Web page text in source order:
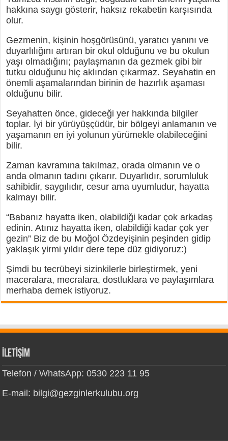
hakkına saygı gösterir, haksız rekabetin karşısında
olur.
Gezmenin, kişinin hoşgörüsünü, yaratıcı yanını ve
duyarlılığını artıran bir okul olduğunu ve bu okulun
yaşı olmadığını; paylaşmanın da gezmek gibi bir
tutku olduğunu hiç aklından çıkarmaz. Seyahatin en
önemli aşamalarından birinin de hazırlık aşaması
olduğunu bilir.
Seyahatten önce, gideceği yer hakkında bilgiler
toplar. İyi bir yürüyüşçüdür, bir bölgeyi anlamanın ve
yaşamanın en iyi yolunun yürümekle olabileceğini
bilir.
Zaman kavramına takılmaz, orada olmanın ve o
anda olmanın tadını çıkarır. Duyarlıdır, sorumluluk
sahibidir, saygılıdır, cesur ama uyumludur, hayatta
kalmayı bilir.
“Babanız hayatta iken, olabildiği kadar çok arkadaş
edinin. Atınız hayatta iken, olabildiği kadar çok yer
gezin” Biz de bu Moğol Özdeyişinin peşinden gidip
yaklaşık yirmi yıldır dere tepe düz gidiyoruz:)
Şimdi bu tecrübeyi sizinkilerle birleştirmek, yeni
maceralara, mecralara, dostluklara ve paylaşımlara
merhaba demek istiyoruz.
İLETİŞİM
Telefon / WhatsApp: 0530 223 11 95
E-mail: bilgi@gezginlerkulubu.org